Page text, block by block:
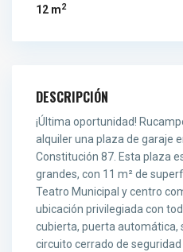
12 m2
DESCRIPCIÓN
¡Última oportunidad!
alquiler una plaza de garaje
Constitución 87. Esta plaza
grandes, con 11 m² de
Teatro Municipal y centro
ubicación privilegiada con
cubierta, puerta automática,
circuito cerrado de seguridad